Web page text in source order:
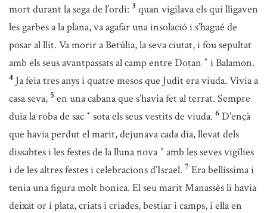
mort durant la sega de l’ordi: 3 quan vigilava els qui lligaven
les garbes a la plana, va agafar una insolació i s’hagué de
posar al llit. Va morir a Betúlia, la seva ciutat, i fou sepultat
amb els seus avantpassats al camp entre Dotan * i Balamon.
4 Ja feia tres anys i quatre mesos que Judit era viuda. Vivia a
casa seva, 5 en una cabana que s’havia fet al terrat. Sempre
duia la roba de sac * sota els seus vestits de viuda. 6 D’ençà
que havia perdut el marit, dejunava cada dia, llevat dels
dissabtes i les festes de la lluna nova * amb les seves vigílies
i de les altres festes i celebracions d’Israel. 7 Era bellíssima i
tenia una figura molt bonica. El seu marit Manassès li havia
deixat or i plata, criats i criades, bestiar i camps, i ella en